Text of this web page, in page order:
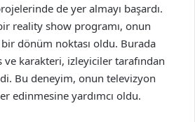
de yer almayı başardı.
bir reality show programı, onun
dönüm noktası oldu. Burada
karakteri, izleyiciler tarafından
Bu deneyim, onun televizyon
edinmesine yardımcı oldu.